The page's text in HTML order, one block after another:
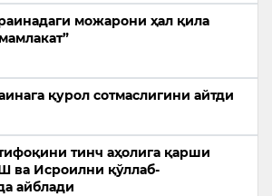
можарони ҳал қила
қурол сотмаслигини айтди
тинч аҳолига қарши
ва Исроилни қўллаб-
айблади